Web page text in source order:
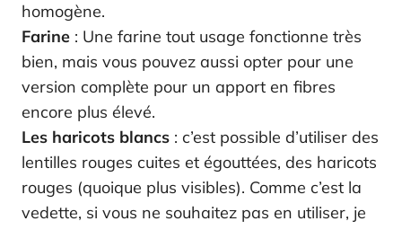
homogène.
Farine : Une farine tout usage fonctionne très
bien, mais vous pouvez aussi opter pour une
version complète pour un apport en fibres
encore plus élevé.
Les haricots blancs : c’est possible d’utiliser des
lentilles rouges cuites et égouttées, des haricots
rouges (quoique plus visibles). Comme c’est la
vedette, si vous ne souhaitez pas en utiliser, je